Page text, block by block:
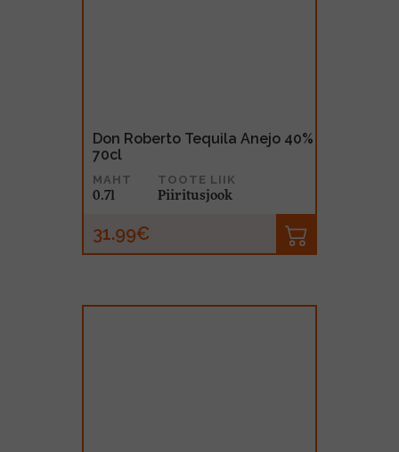
Don Roberto Tequila Anejo 40%
70cl
MAHT
0.7l
TOOTE LIIK
Piiritusjook
31.99€